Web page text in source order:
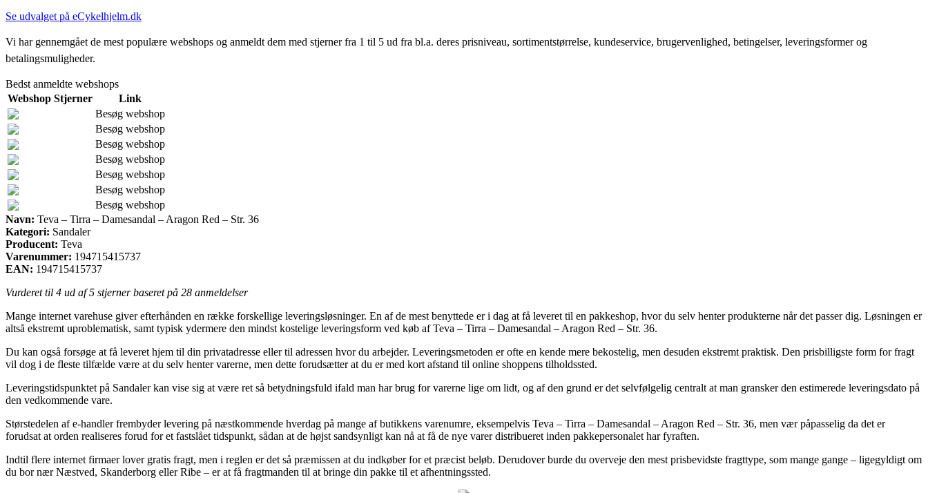
Se udvalget på eCykelhjelm.dk
Vi har gennemgået de mest populære webshops og anmeldt dem med stjerner fra 1 til 5 ud fra bl.a. deres prisniveau, sortimentstørrelse, kundeservice, brugervenlighed, betingelser, leveringsformer og
betalingsmuligheder.
Bedst anmeldte webshops
Webshop Stjerner
Link
Besøg webshop
Besøg webshop
Besøg webshop
Besøg webshop
Besøg webshop
Besøg webshop
Besøg webshop
Navn: Teva – Tirra – Damesandal – Aragon Red – Str. 36
Kategori: Sandaler
Producent: Teva
Varenummer: 194715415737
EAN: 194715415737
Vurderet til 4 ud af 5 stjerner baseret på 28 anmeldelser
Mange internet varehuse giver efterhånden en række forskellige leveringsløsninger. En af de mest benyttede er i dag at få leveret til en pakkeshop, hvor du selv henter produkterne når det passer dig. Løsningen er
altså ekstremt uproblematisk, samt typisk ydermere den mindst kostelige leveringsform ved køb af Teva – Tirra – Damesandal – Aragon Red – Str. 36.
Du kan også forsøge at få leveret hjem til din privatadresse eller til adressen hvor du arbejder. Leveringsmetoden er ofte en kende mere bekostelig, men desuden ekstremt praktisk. Den prisbilligste form for fragt
vil dog i de fleste tilfælde være at du selv henter varerne, men dette forudsætter at du er med kort afstand til online shoppens tilholdssted.
Leveringstidspunktet på Sandaler kan vise sig at være ret så betydningsfuld ifald man har brug for varerne lige om lidt, og af den grund er det selvfølgelig centralt at man gransker den estimerede leveringsdato på
den vedkommende vare.
Størstedelen af e-handler frembyder levering på næstkommende hverdag på mange af butikkens varenumre, eksempelvis Teva – Tirra – Damesandal – Aragon Red – Str. 36, men vær påpasselig da det er
forudsat at orden realiseres forud for et fastslået tidspunkt, sådan at de højst sandsynligt kan nå at få de nye varer distribueret inden pakkepersonalet har fyraften.
Indtil flere internet firmaer lover gratis fragt, men i reglen er det så præmissen at du indkøber for et præcist beløb. Derudover burde du overveje den mest prisbevidste fragttype, som mange gange – ligegyldigt om
du bor nær Næstved, Skanderborg eller Ribe – er at få fragtmanden til at bringe din pakke til et afhentningssted.